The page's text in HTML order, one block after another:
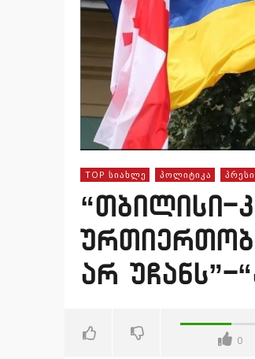
TOP ᲡᲘᲐᲮᲚᲔ ᲞᲝᲚᲘᲢᲘᲙᲐ
“თბილისი-
არ უჩანს”-
0